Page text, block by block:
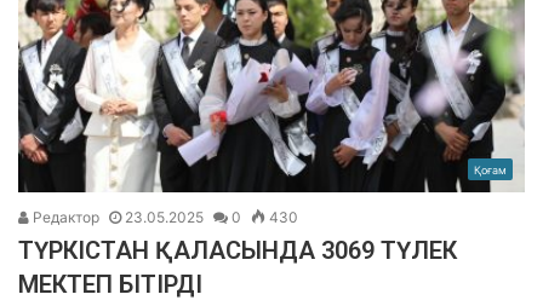
Қоғам
Редактор 23.05.2025 0 430
ТҮРКІСТАН ҚАЛАСЫНДА 3069 ТҮЛЕК
МЕКТЕП БІТІРДІ